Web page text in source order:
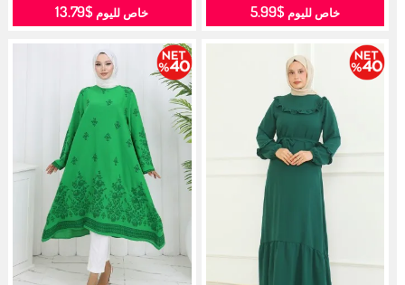
خاص لليوم$5.99 خاص لليوم $13.79